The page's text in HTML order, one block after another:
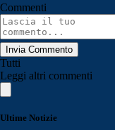
Commenti
Invia Commento
Tutti
Leggi altri commenti
Ultime Notizie